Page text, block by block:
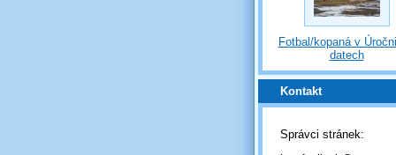
Fotbal/kopaná v
datech
Kontakt
Správci stránek: